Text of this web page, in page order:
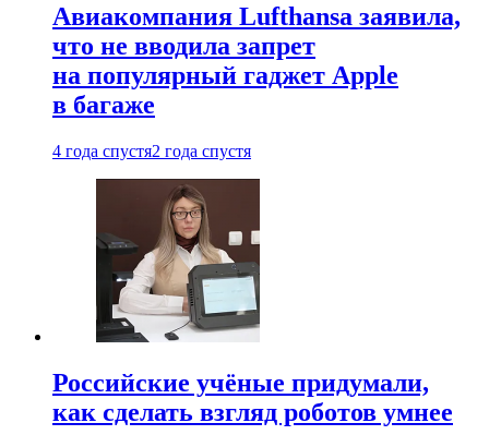
Авиакомпания Lufthansa заявила,
что не вводила запрет
на популярный гаджет Apple
в багаже
4 года спустя2 года спустя
Российские учёные придумали,
как сделать взгляд роботов умнее